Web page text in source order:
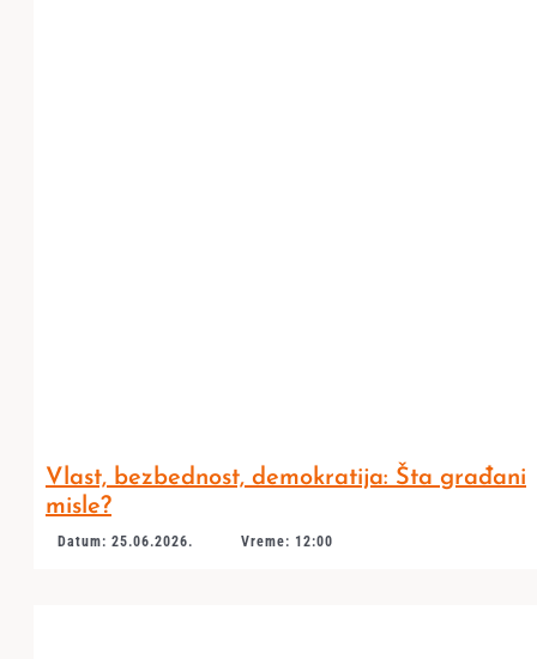
Vlast, bezbednost, demokratija: Šta građani
misle?
Datum: 25.06.2026. Vreme: 12:00